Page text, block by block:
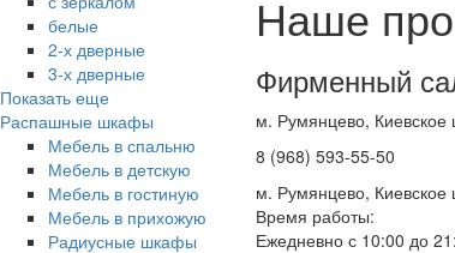
белые
2-х дверные
3-х дверные
Показать еще
Распашные шкафы
Мебель в спальню
Мебель в детскую
Мебель в гостиную
Мебель в прихожую
Радиусные шкафы
Наше
Фирменный
м. Румянцево,
8 (968) 593-55-50
м. Румянцево,
Время работы:
Ежедневно с 10:00 до